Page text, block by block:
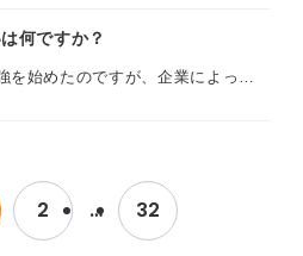
の姿に近い木を選ぶべきなのか、
きなのか、判断に迷っています。
厳格にチェックされているという
べきなのは分かっていますが、ど
、周囲がどう対策しているのか気
制限が厳しい問題で焦ってしま
者向けの適性検査対策本のなかで
期間で効果が出やすい勉強法があ
何ですか？
を始めたのですが、企業によって
らも適性検査だと思うのですが、
いがあるのでしょうか？
2 … 32